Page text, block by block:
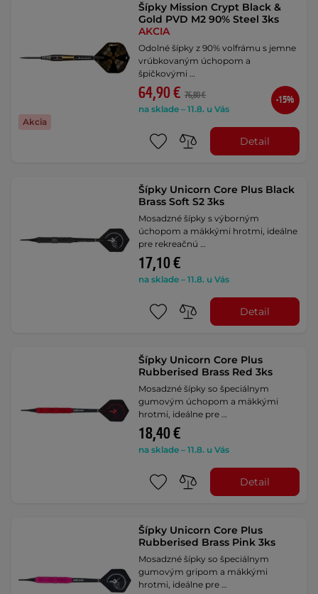
Akcia
Šípky Mission Crypt Black &
Gold PVD M2 90% Steel 3ks
AKCIA
Odolné šípky z 90% volfrámu s jemne
vrúbkovaným úchopom a
špičkovými …
64,90 € 76,80 €
na sklade – 11.8. u Vás
-15%
Detail
Šípky Unicorn Core Plus Black
Brass Soft S2 3ks
Mosadzné šípky s výborným
úchopom a mäkkými hrotmi, ideálne
pre rekreačnú …
17,10 €
na sklade – 11.8. u Vás
Detail
Šípky Unicorn Core Plus
Rubberised Brass Red 3ks
Mosadzné šípky so špeciálnym
gumovým úchopom a mäkkými
hrotmi, ideálne pre …
18,40 €
na sklade – 11.8. u Vás
Detail
Šípky Unicorn Core Plus
Rubberised Brass Pink 3ks
Mosadzné šípky so špeciálnym
gumovým gripom a mäkkými
hrotmi, ideálne pre …